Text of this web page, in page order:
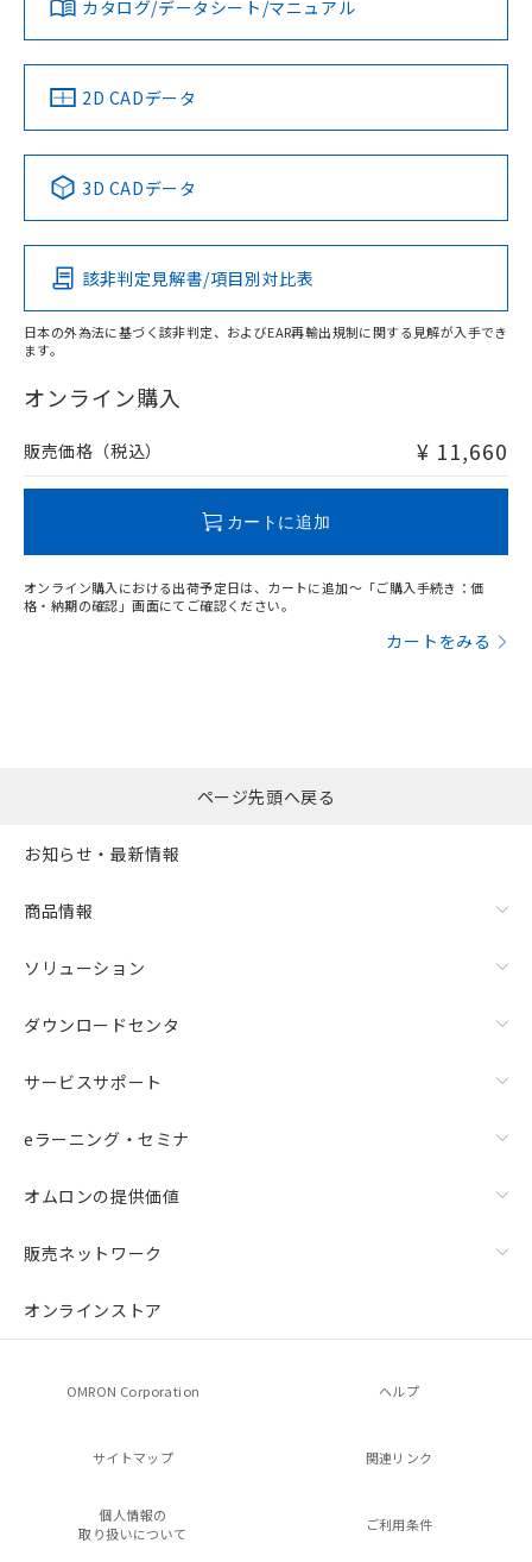
タイムチャート
以上、n: 27mm以上
検出領域
ソフトウェアの使用条件
対応済み
中国 RoHS 注意事項・凡例
Pb Hg Cd Cr(VI)
O
在庫等で未対応品が混在する可能性があります。
問い合わせください。
LR型式承認
（イギリス
船舶規格）
DNV型式承認
（ノルウェー
BV型式承認
（フランス
KR型式
（韓国
No No No No
この製品の規格認証/適合状況ページへ
その他の認証はこちらのページからご検索ください
カタログ/データシート/マニュアル
2D CADデータ
3D CADデータ
該非判定見解書/項目別対比表
日本の外為法に基づく該非判定、およびEAR再輸出規制に関する見解が入手でき
ます。
オンライン購入
販売価格（税込） ¥ 11,660
カートに追加
オンライン購入における出荷予定日は、カートに追加～「ご購入手続き：価
格・納期の確認」画面にてご確認ください。
カートをみる
ページ先頭へ戻る
お知らせ・最新情報
商品情報
ソリューション
ダウンロードセンタ
サービスサポート
eラーニング・セミナ
オムロンの提供価値
販売ネットワーク
オンラインストア
OMRON Corporation ヘルプ
サイトマップ 関連リンク
個人情報の
取り扱いについて
ご利用条件